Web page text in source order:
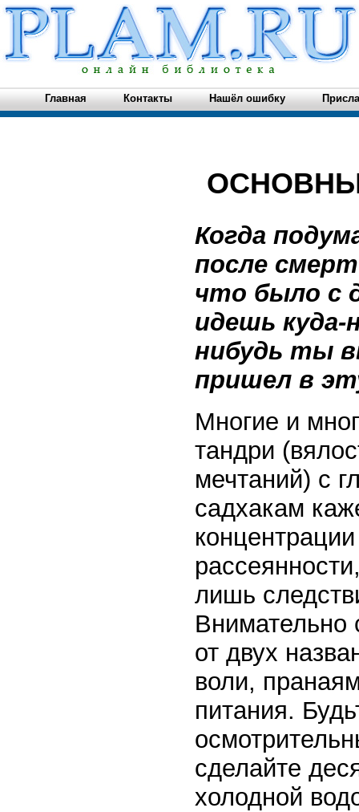
Главная Контакты Нашёл ошибку
Когда
после
что было с
идешь куда-
нибудь ты
пришел в
Многие и
тандри
мечтаний) с
садхакам
лишь
Внимательно
от двух
воли,
питания.
сделайте
холодной